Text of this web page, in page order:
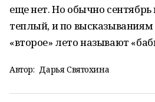
еще нет. Но обычно
теплый, и по высказываниям
«второе» лето называют
Автор: Дарья Святохина